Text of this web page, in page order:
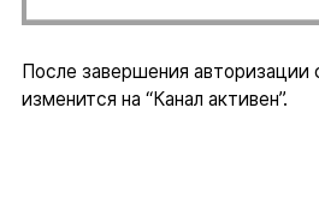
После завершения авторизации
изменится на “Канал активен”.